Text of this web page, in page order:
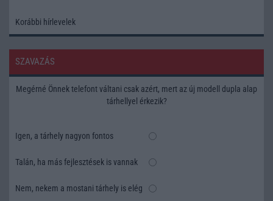
Korábbi hírlevelek
SZAVAZÁS
Megérné Önnek telefont váltani csak azért, mert az új modell dupla alap
tárhellyel érkezik?
Igen, a tárhely nagyon fontos
Talán, ha más fejlesztések is vannak
Nem, nekem a mostani tárhely is elég